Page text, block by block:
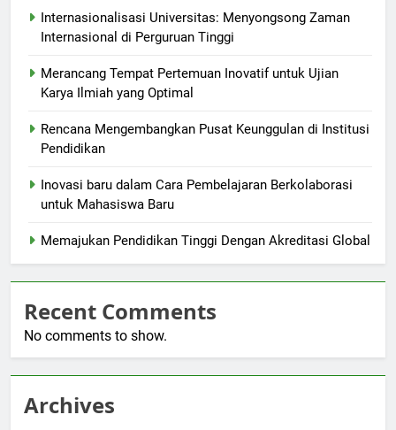
Internasionalisasi Universitas: Menyongsong Zaman
Internasional di Perguruan Tinggi
Merancang Tempat Pertemuan Inovatif untuk Ujian
Karya Ilmiah yang Optimal
Rencana Mengembangkan Pusat Keunggulan di Institusi
Pendidikan
Inovasi baru dalam Cara Pembelajaran Berkolaborasi
untuk Mahasiswa Baru
Memajukan Pendidikan Tinggi Dengan Akreditasi Global
Recent Comments
No comments to show.
Archives